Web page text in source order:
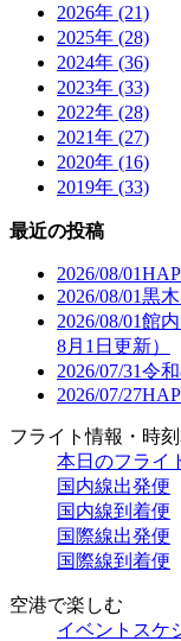
2026年 (21)
2025年 (28)
2024年 (36)
2023年 (33)
2022年 (28)
2021年 (27)
2020年 (16)
2019年 (33)
最近の投稿
2026/08/01
2026/08/01黒木
2026/08/01館
8月1日更新）
2026/07/31令
2026/07/27
フライト情報・時
本日のフライ
国内線出発便
国内線到着便
国際線出発便
国際線到着便
空港で楽しむ
イベントスケ